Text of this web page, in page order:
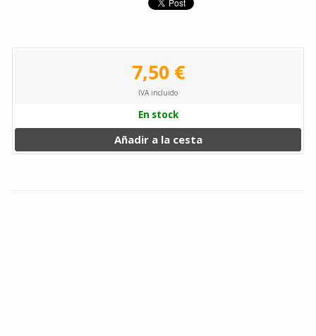
7,50 €
IVA incluido
En stock
Añadir a la cesta